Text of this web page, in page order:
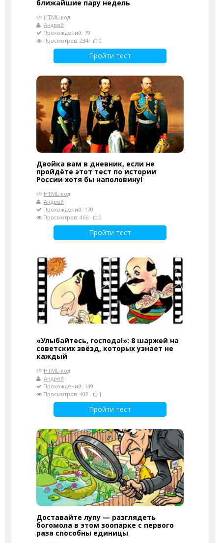
ближайшие пару недель
HTML-код
Андрей
Прохождений: 79
Просмотров: 234
0
Пройти тест
Двойка вам в дневник, если не
пройдёте этот тест по истории
России хотя бы наполовину!
HTML-код
Андрей
Прохождений: 170
Просмотров: 466
0
Пройти тест
«Улыбайтесь, господа!»: 8 шаржей на
советских звёзд, которых узнает не
каждый
HTML-код
Андрей
Прохождений: 149
Просмотров: 402
1
Пройти тест
Доставайте лупу — разглядеть
богомола в этом зоопарке с первого
раза способны единицы